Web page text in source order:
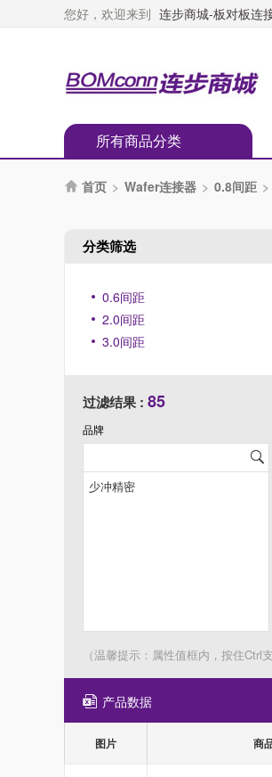
您好，欢迎来到 连步商城-板对板连
所有商品分类
 首页 > Wafer连接器 > 0.8间距 >
分类筛选
0.6间距
2.0间距
3.0间距
过滤结果 : 85
品牌
（温馨提示：属性值框内，按住Ctrl
产品数据
图片 商